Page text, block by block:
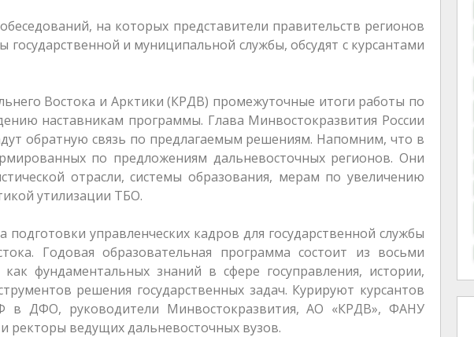
на которых представители правительств регионов
и муниципальной службы, обсудят с курсантами
Востока и Арктики (КРДВ) промежуточные итоги работы по
наставникам программы. Глава Минвостокразвития России
обратную связь по предлагаемым решениям. Напомним, что в
по предложениям дальневосточных регионов. Они
отрасли, системы образования, мерам по увеличению
утилизации ТБО.
управленческих кадров для государственной службы
Годовая образовательная программа состоит из восьми
фундаментальных знаний в сфере госуправления, истории,
решения государственных задач. Курируют курсантов
в ДФО, руководители Минвостокразвития, АО «КРДВ», ФАНУ
ректоры ведущих дальневосточных вузов.